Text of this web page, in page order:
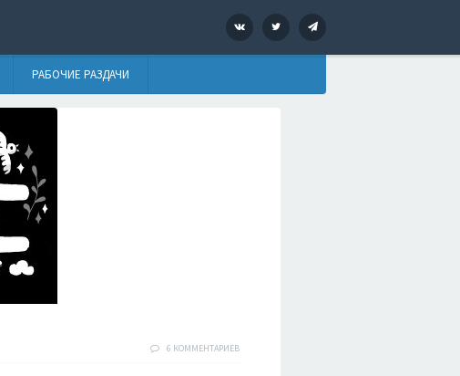
VK Twitter
РАБОЧИЕ РАЗДАЧИ
6 КОММЕНТАРИЕВ